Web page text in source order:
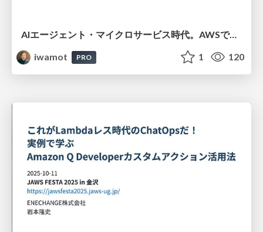
AIエージェント・マイクロサービス時代。AWSでの手軽な構築法を考えて試してみた
iwamot
PRO 1 120